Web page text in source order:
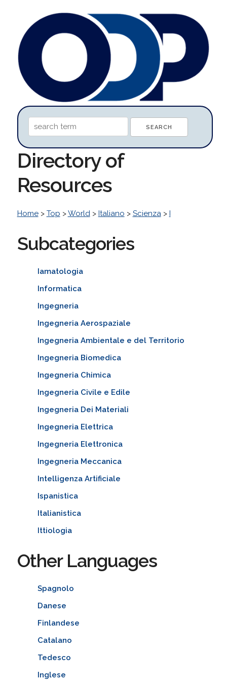
Directory of
Resources
Home> Top >World> Italiano > Scienza> I
Subcategories
Iamatologia
Informatica
Ingegneria
Ingegneria Aerospaziale
Ingegneria Ambientale e del Territorio
Ingegneria Biomedica
Ingegneria Chimica
Ingegneria Civile e Edile
Ingegneria Dei Materiali
Ingegneria Elettrica
Ingegneria Elettronica
Ingegneria Meccanica
Intelligenza Artificiale
Ispanistica
Italianistica
Ittiologia
Other Languages
Spagnolo
Danese
Finlandese
Catalano
Tedesco
Inglese